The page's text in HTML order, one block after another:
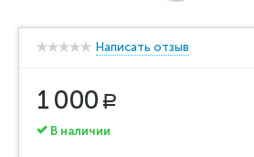
Написать отзыв
1 000 Р
В наличии